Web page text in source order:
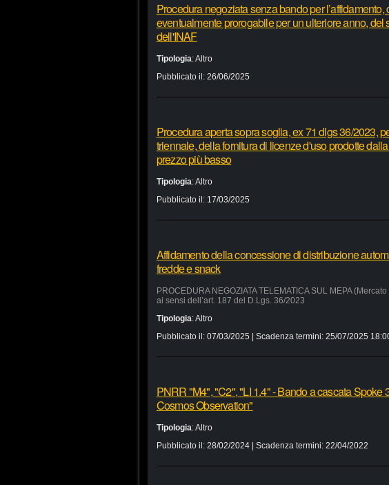
Procedura negoziata senza bando per
eventualmente prorogabile per un ulteriore anno,
dell'INAF
Tipologia:Altro
Pubblicato il: 26/06/2025
Procedura aperta sopra soglia, ex 71 dlgs 36/2023,
triennale, della fornitura di licenze d'uso prodotte
prezzo più basso
Tipologia:Altro
Pubblicato il: 17/03/2025
Affidamento della concessione di distribuzione
fredde e snack
PROCEDURA NEGOZIATA TELEMATICA SUL MEPA
ai sensi dell’art. 187 del D.Lgs. 36/2023
Tipologia:Altro
Pubblicato il: 07/03/2025 | Scadenza termini: 25/07/2025
PNRR "M4", "C2", "LI 1.4" - Bando a cascata Spoke
Cosmos Observation"
Tipologia:Altro
Pubblicato il: 28/02/2024| Scadenza termini: 22/04/2022